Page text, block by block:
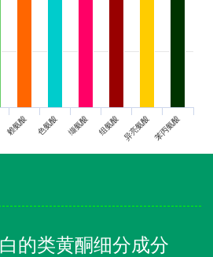
赖氨酸 色氨酸 缬氨酸 组氨酸 异亮氨酸苯丙氨酸
的类黄酮细分成分